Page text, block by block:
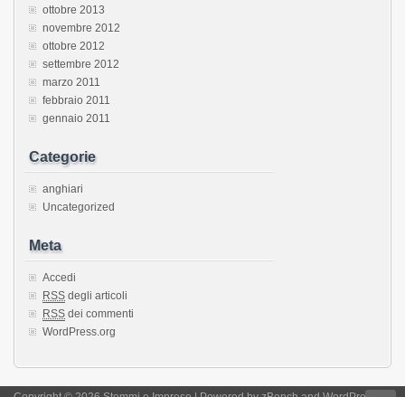
ottobre 2013
novembre 2012
ottobre 2012
settembre 2012
marzo 2011
febbraio 2011
gennaio 2011
Categorie
anghiari
Uncategorized
Meta
Accedi
RSS degli articoli
RSS dei commenti
WordPress.org